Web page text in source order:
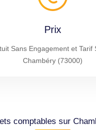
Prix
Sans Engagement et Tarif
Chambéry (73000)
comptables sur